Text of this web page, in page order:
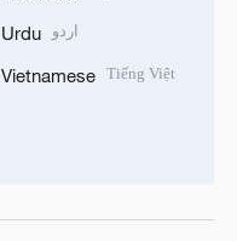
Urdu اردو
Vietnamese Tiếng Việt